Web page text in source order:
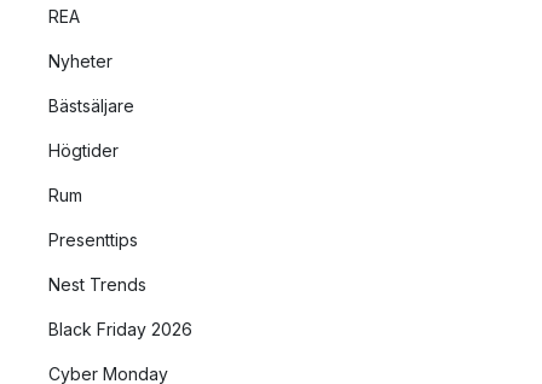
REA
Nyheter
Bästsäljare
Högtider
Rum
Presenttips
Nest Trends
Black Friday 2026
Cyber Monday